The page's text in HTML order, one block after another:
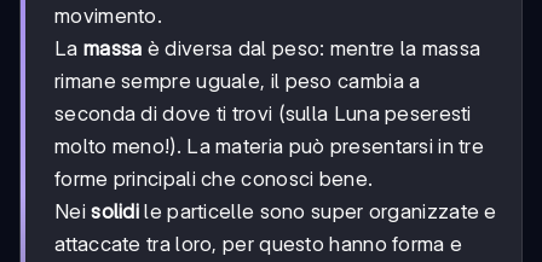
movimento.
La massa è diversa dal peso: mentre la massa
rimane sempre uguale, il peso cambia a
seconda di dove ti trovi (sulla Luna peseresti
molto meno!). La materia può presentarsi in tre
forme principali che conosci bene.
Neisolidi le particelle sono super organizzate e
attaccate tra loro, per questo hanno forma e